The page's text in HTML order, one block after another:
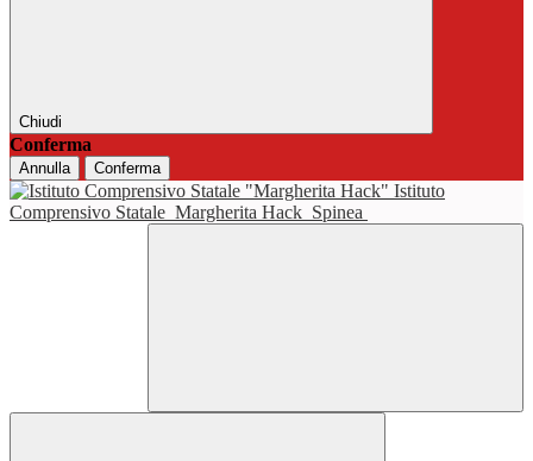
Chiudi
Conferma
Annulla Conferma
Istituto
Comprensivo Statale Margherita Hack Spinea